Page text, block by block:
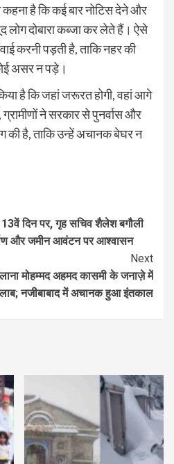
है कि कई बार नोटिस देने और
लोग दोबारा कब्जा कर लेते हैं। ऐसे
करनी पड़ती है, ताकि नहर की
असर न पड़े।
है कि जहां जरूरत होगी, वहां आगे
ग्रामीणों ने सरकार से पुनर्वास और
की है, ताकि उन्हें अचानक बेघर न
दिन पर, गृह सचिव शैलेश बगौली
और जमीन आवंटन पर आश्वासन
Next
मोहम्मद अहमद कासमी के जनाज़े में
नजीबाबाद में अचानक हुआ इंतकाल